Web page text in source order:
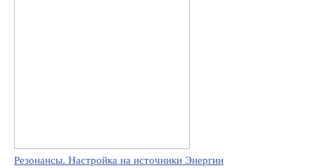
Резонансы. Настройка на источники Энергии